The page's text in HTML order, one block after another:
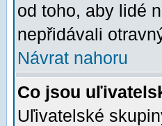
od toho, aby lidé
nepřidávali
Návrat nahoru
Co jsou
Uľivatelské